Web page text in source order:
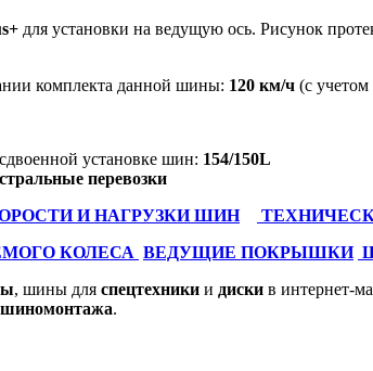
для установки на ведущую ось. Рисунок
комплекта данной шины: 120 км/ч (с учетом
установке шин: 154/150L
перевозки
И НАГРУЗКИ ШИН
КОЛЕСА ВЕДУЩИЕ ПОКРЫШКИ
, шины для спецтехники и диски в интернет-
шиномонтажа.